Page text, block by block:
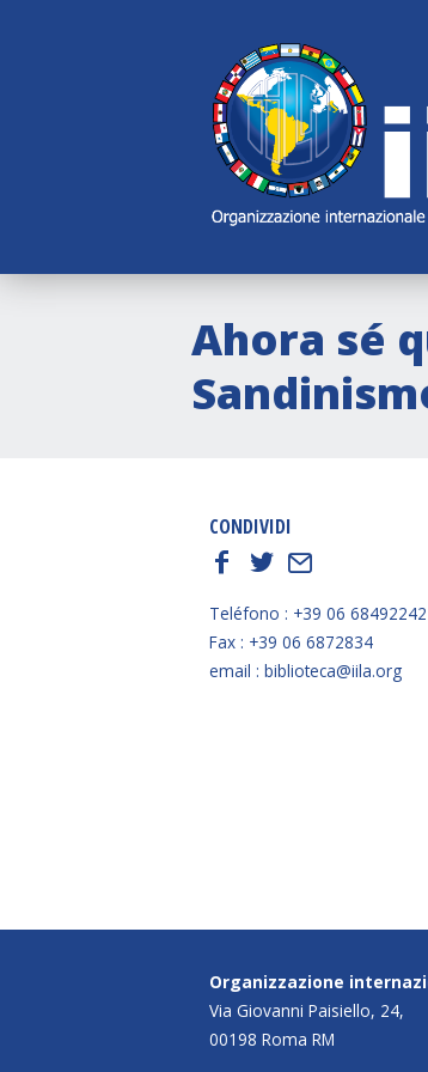
Ahora sé
CONDIVIDI
f
t E
Teléfono : +39 06 68492242
Fax : +39 06 6872834
email : biblioteca@iila.org
Organizzazione
Via Giovanni Paisiello, 24,
00198 Roma RM